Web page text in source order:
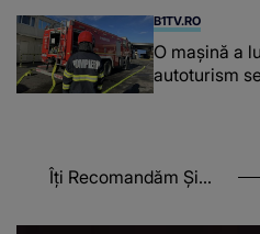
B1TV.RO
O maşină a
autoturism
Îți Recomandăm Și...